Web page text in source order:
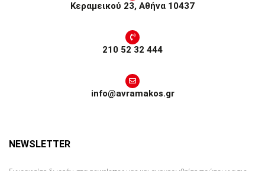
Κεραμεικού 23, Αθήνα 10437
210 52 32 444
info@avramakos.gr
NEWSLETTER